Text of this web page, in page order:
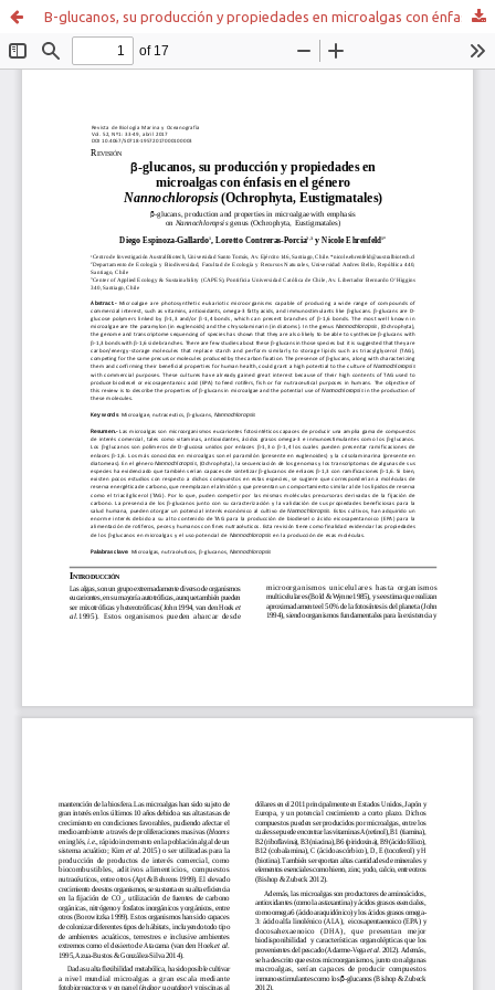
B-glucanos, su producción y propiedades en microalgas con énfasis en el género Nannochloropsis (Ochrophyta, Eustigmatales)